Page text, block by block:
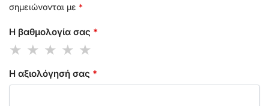
σημειώνονται με *
Η βαθμολογία σας *
Η αξιολόγησή σας *